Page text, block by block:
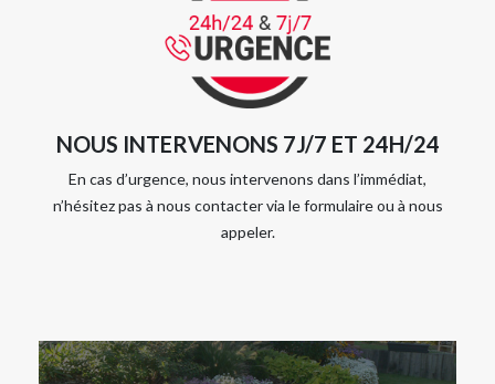
NOUS INTERVENONS 7J/7 ET 24H/24
En cas d’urgence, nous intervenons dans l’immédiat,
n’hésitez pas à nous contacter via le formulaire ou à nous
appeler.